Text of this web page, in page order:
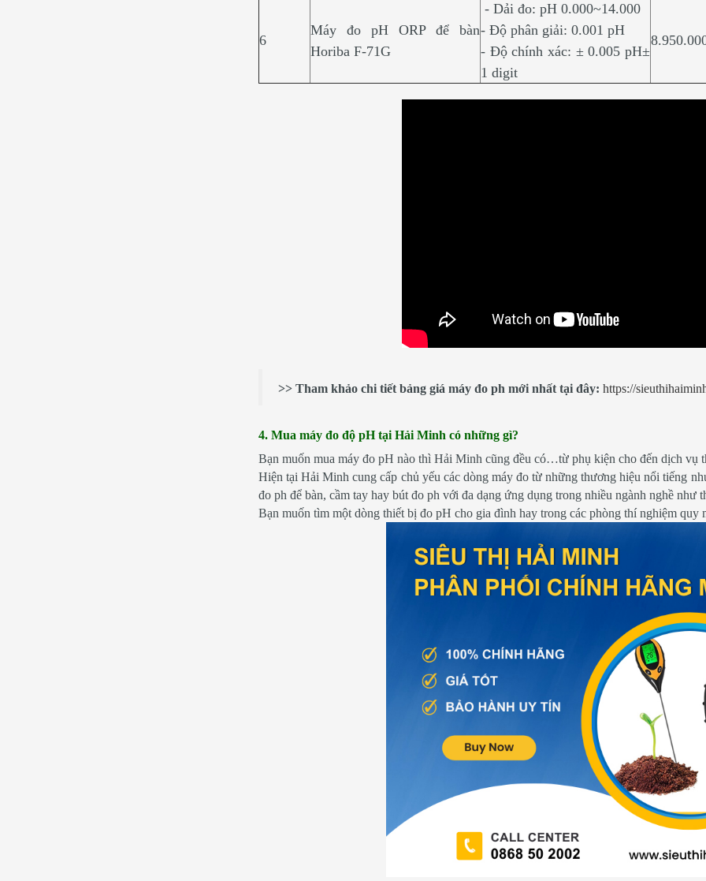
6
Máy đo pH ORP để bàn
Horiba F-71G
- Dải đo: pH 0.000~14.000
- Độ phân giải: 0.001 pH
- Độ chính xác: ± 0.005 pH±
1 digit
>> Tham khảo chi tiết bảng giá máy đo ph mới nhất tại đây: https://
4. Mua máy đo độ pH tại Hải Minh có những gì?
Bạn muốn mua máy đo pH nào thì Hải Minh cũng đều có…từ phụ kiện cho đến dịch vụ
Hiện tại Hải Minh cung cấp chủ yếu các dòng máy đo từ những thương hiệu nổi tiếng
đo ph để bàn, cầm tay hay bút đo ph với đa dạng ứng dụng trong nhiều ngành nghề
Bạn muốn tìm một dòng thiết bị đo pH cho gia đình hay trong các phòng thí nghiệm quy